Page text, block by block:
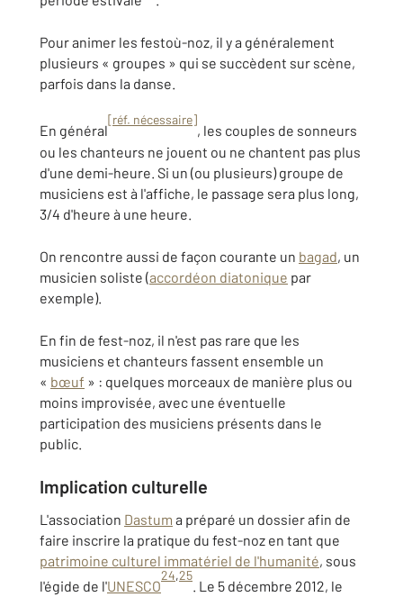
Pour animer les festoù-noz, il y a généralement
plusieurs « groupes » qui se succèdent sur scène,
parfois dans la danse.
En général
[réf. nécessaire]
, les couples de sonneurs
ou les chanteurs ne jouent ou ne chantent pas plus
d'une demi-heure. Si un (ou plusieurs) groupe de
musiciens est à l'affiche, le passage sera plus long,
3/4 d'heure à une heure.
On rencontre aussi de façon courante un bagad, un
musicien soliste (accordéon diatonique par
exemple).
En fin de fest-noz, il n'est pas rare que les
musiciens et chanteurs fassent ensemble un
« bœuf » : quelques morceaux de manière plus ou
moins improvisée, avec une éventuelle
participation des musiciens présents dans le
public.
Implication culturelle
L'association Dastum a préparé un dossier afin de
faire inscrire la pratique du fest-noz en tant que
patrimoine culturel immatériel de l'humanité, sous
l'égide de l'UNESCO
24,25
. Le 5 décembre 2012, le